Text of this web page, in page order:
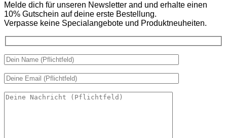
Melde dich für unseren Newsletter and und erhalte einen
10% Gutschein auf deine erste Bestellung.
Verpasse keine Specialangebote und Produktneuheiten.